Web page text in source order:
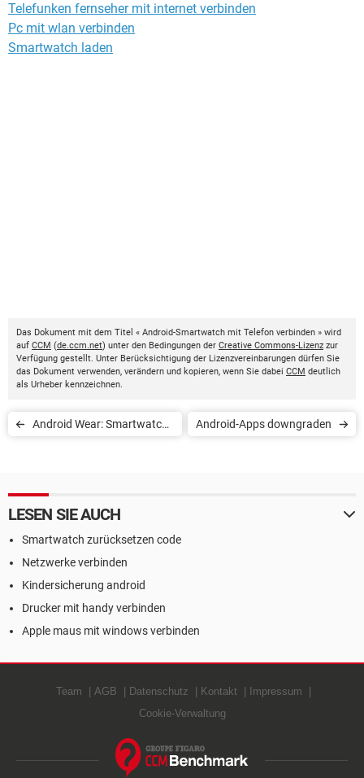
Telefunken fernseher mit internet verbinden
Pc mit wlan verbinden
Smartwatch laden
Das Dokument mit dem Titel « Android-Smartwatch mit Telefon verbinden » wird
auf CCM (de.ccm.net) unter den Bedingungen der Creative Commons-Lizenz zur
Verfügung gestellt. Unter Berücksichtigung der Lizenzvereinbarungen dürfen Sie
das Dokument verwenden, verändern und kopieren, wenn Sie dabei CCM deutlich
als Urheber kennzeichnen.
Android Wear: Smartwatch
Reset)
Android-Apps downgraden
LESEN SIE AUCH
Smartwatch zurücksetzen code
Netzwerke verbinden
Kindersicherung android
Drucker mit handy verbinden
Apple maus mit windows verbinden
Team AGB Datenschutz Kontakt
Impressum
Cookie-Verwaltung